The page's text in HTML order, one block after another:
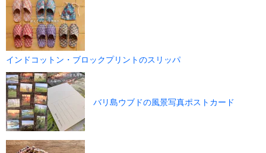
インドコットン・ブロックプリントのスリッパ
バリ島ウブドの風景写真ポストカード